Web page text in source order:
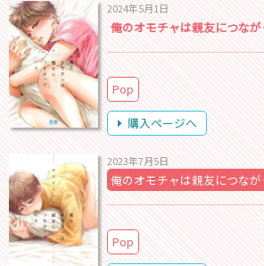
2024年5月1日
俺のオモチャは親友につな
Pop
購入ページへ
2023年7月5日
俺のオモチャは親友につな
Pop